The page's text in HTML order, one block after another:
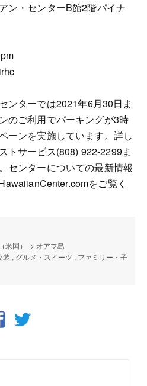
ン・センターB館2階パイナ
ンターでは2021年6月30日ま
のご利用でパーキングが3時
ーンを実施しています。詳し
トサービス(808) 922-2299ま
センターについての最新情報
をご覧く
米国） > オアフ島
, グルメ・スイーツ , ファミリー・子